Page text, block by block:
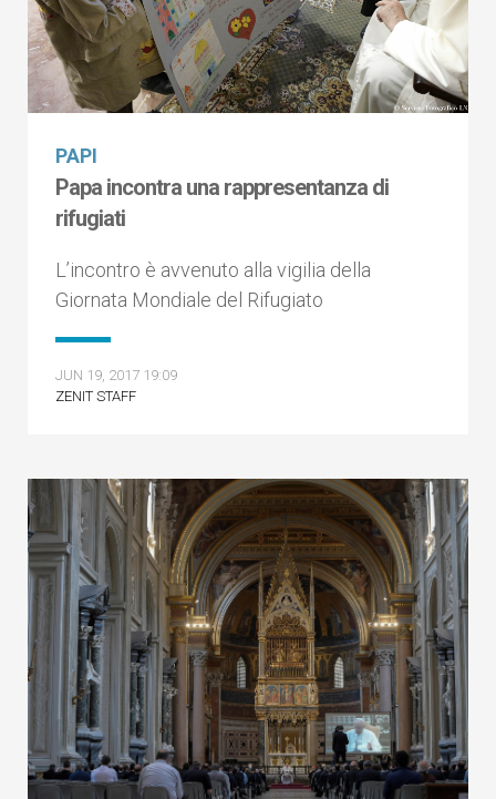
PAPI
Papa incontra una rappresentanza di
rifugiati
L’incontro è avvenuto alla vigilia della
Giornata Mondiale del Rifugiato
JUN 19, 2017 19:09
ZENIT STAFF